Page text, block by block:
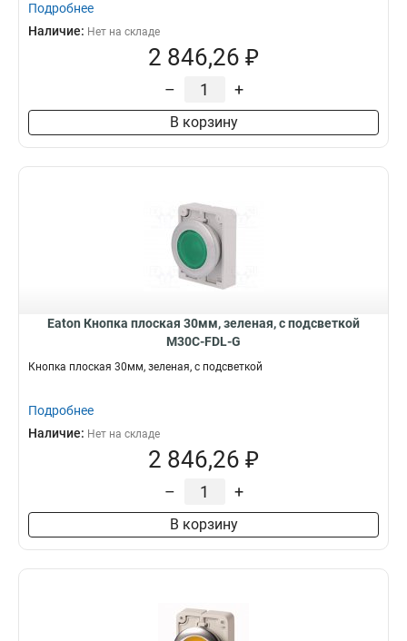
Подробнее
Наличие: Нет на складе
2 846,26 ₽
– +
В корзину
Eaton Кнопка плоская 30мм, зеленая, с подсветкой
M30C-FDL-G
Кнопка плоская 30мм, зеленая, с подсветкой
Подробнее
Наличие: Нет на складе
2 846,26 ₽
– +
В корзину